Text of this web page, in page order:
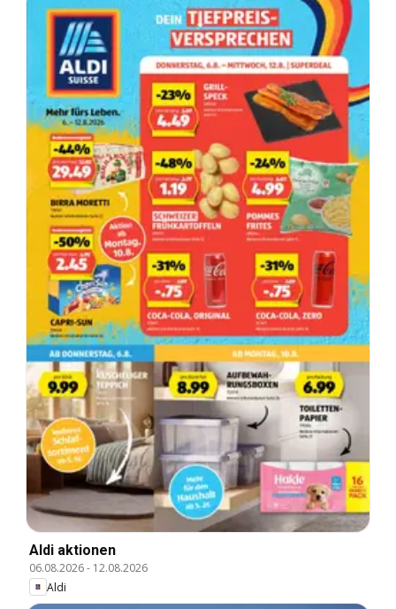
Aldi aktionen
06.08.2026- 12.08.2026
Aldi